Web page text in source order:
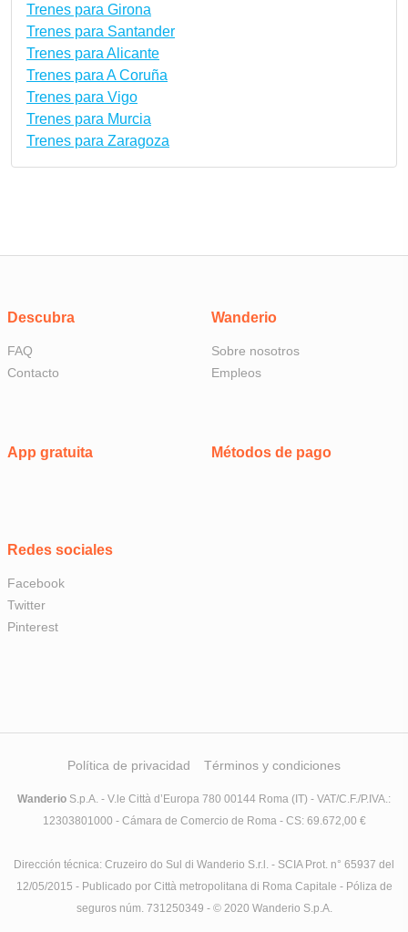
Trenes para Girona
Trenes para Santander
Trenes para Alicante
Trenes para A Coruña
Trenes para Vigo
Trenes para Murcia
Trenes para Zaragoza
Descubra
FAQ
Contacto
Wanderio
Sobre nosotros
Empleos
App gratuita
Redes sociales
Facebook
Twitter
Pinterest
Métodos de pago
Política de privacidad Términos y condiciones
Wanderio S.p.A. - V.le Città d’Europa 780 00144 Roma (IT) - VAT/C.F./P.IVA.:
12303801000 - Cámara de Comercio de Roma - CS: 69.672,00 €
Dirección técnica: Cruzeiro do Sul di Wanderio S.r.l. - SCIA Prot. n° 65937 del
12/05/2015 - Publicado por Città metropolitana di Roma Capitale - Póliza de
seguros núm. 731250349 - © 2020 Wanderio S.p.A.